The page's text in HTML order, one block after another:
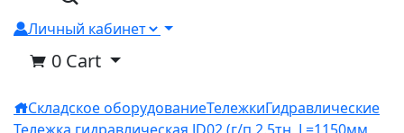
Личный кабинет
0 Cart
Складское оборудованиеТележкиГидравлические